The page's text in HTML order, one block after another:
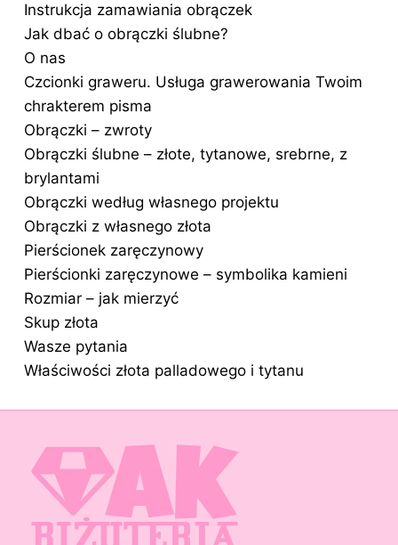
Instrukcja zamawiania obrączek
Jak dbać o obrączki ślubne?
O nas
Czcionki graweru. Usługa grawerowania Twoim
chrakterem pisma
Obrączki – zwroty
Obrączki ślubne – złote, tytanowe, srebrne, z
brylantami
Obrączki według własnego projektu
Obrączki z własnego złota
Pierścionek zaręczynowy
Pierścionki zaręczynowe – symbolika kamieni
Rozmiar – jak mierzyć
Skup złota
Wasze pytania
Właściwości złota palladowego i tytanu